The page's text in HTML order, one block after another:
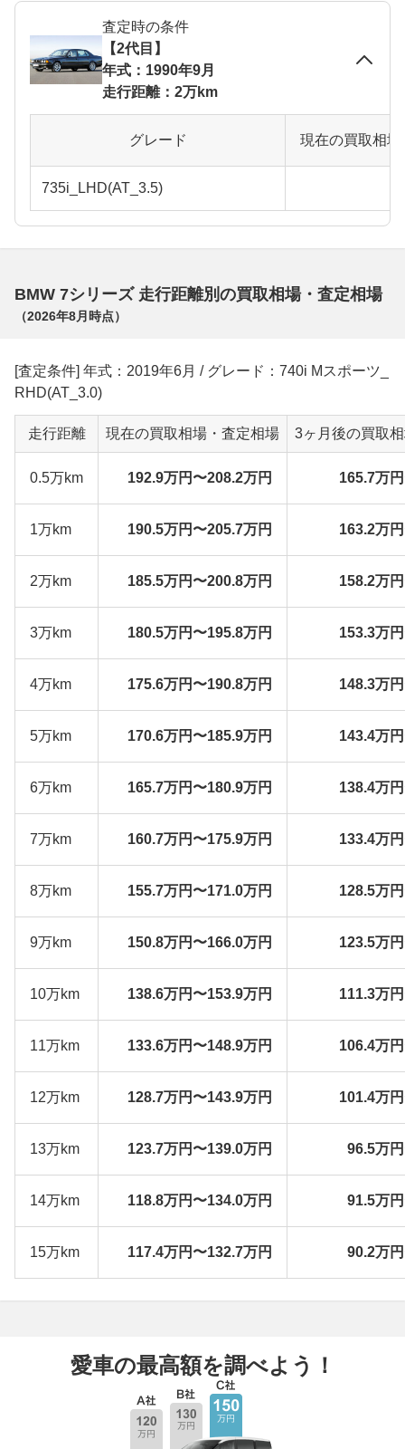
査定時の条件
【2代目】
年式：1990年9月
走行距離：2万km
グレード 現在の買取相
735i_LHD(AT_3.5)
BMW 7シリーズ 走行距離別の買取相場・査定相場
（2026年8月 時点）
[査定条件] 年式：2019年6月 / グレード：740i Mスポーツ_
RHD(AT_3.0)
走行距離 現在の買取相場・査定相場 3ヶ月後の買取
0.5万km 192.9万円〜208.2万円 165.7万
1万km 190.5万円〜205.7万円 163.2万
2万km 185.5万円〜200.8万円 158.2万
3万km 180.5万円〜195.8万円 153.3万
4万km 175.6万円〜190.8万円 148.3万
5万km 170.6万円〜185.9万円 143.4万
6万km 165.7万円〜180.9万円 138.4万
7万km 160.7万円〜175.9万円 133.4万
8万km 155.7万円〜171.0万円 128.5万
9万km 150.8万円〜166.0万円 123.5万
10万km 138.6万円〜153.9万円 111.3万
11万km 133.6万円〜148.9万円 106.4万
12万km 128.7万円〜143.9万円 101.4万
13万km 123.7万円〜139.0万円 96.5万
14万km 118.8万円〜134.0万円 91.5万
15万km 117.4万円〜132.7万円 90.2万
愛車の最高額を調べよう！